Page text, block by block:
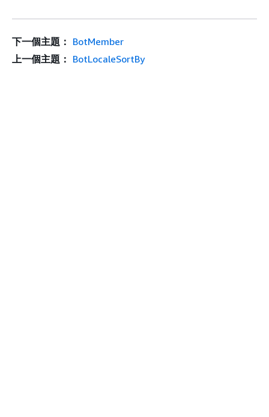
下一個主題： BotMember
上一個主題： BotLocaleSortBy